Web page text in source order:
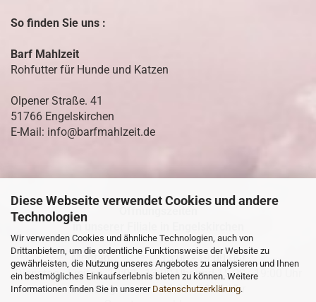
Diese Webseite verwendet Cookies und andere
Technologien
Wir verwenden Cookies und ähnliche Technologien, auch von
Drittanbietern, um die ordentliche Funktionsweise der Website zu
gewährleisten, die Nutzung unseres Angebotes zu analysieren und Ihnen
ein bestmögliches Einkaufserlebnis bieten zu können. Weitere
Informationen finden Sie in unserer Datenschutzerklärung.
So finden Sie uns :
Barf Mahlzeit
Rohfutter für Hunde und Katzen
Olpener Straße. 41
51766 Engelskirchen
E-Mail: info@barfmahlzeit.de
Montag 15:00 - 19:00 Uhr
Dienstag - Freitag 10:00 - 13:00 Uhr und 15.00 - 19:00 Uhr
Samstag 10:00 - 13:00 Uhr